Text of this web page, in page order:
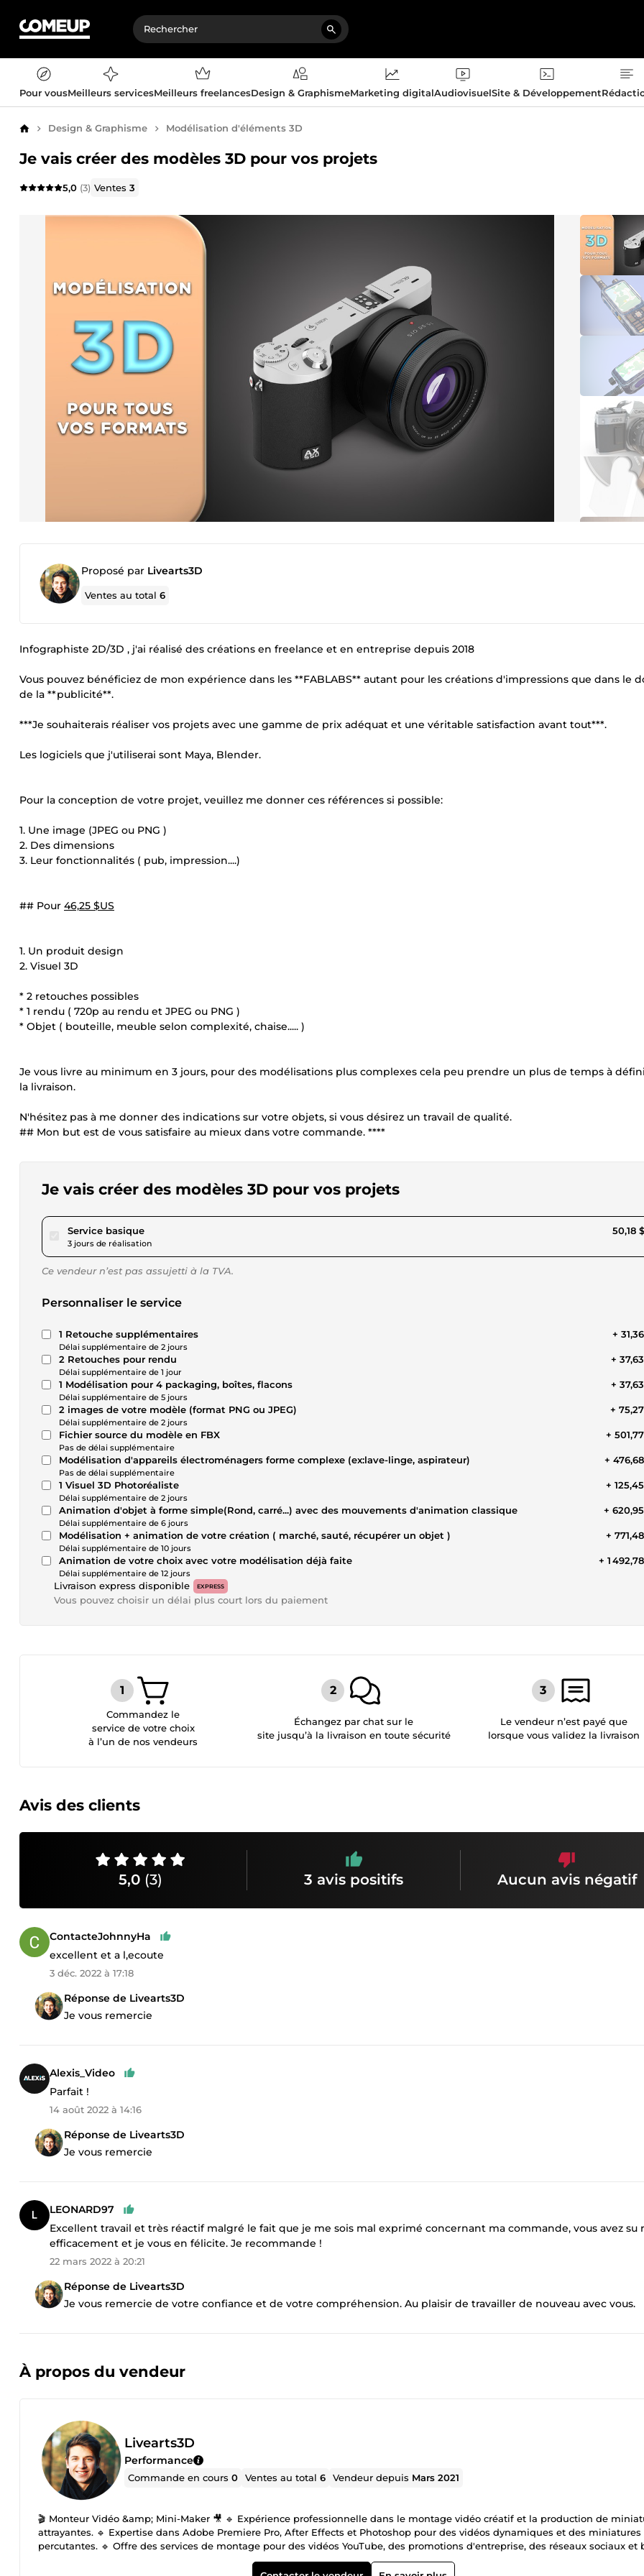
Pour vousMeilleurs servicesMeilleurs freelancesDesign & GraphismeMarketing digitalAudiovisuelSite & Développement
AccueilDesign & Graphisme Modélisation d'éléments 3D
Je vais créer des modèles 3D pour vos projets
5,0 (3) Ventes3
Proposé par Livearts3D
Ventes au total6
Infographiste 2D/3D , j'ai réalisé des créations en freelance et en entreprise depuis 2018
Vous pouvez bénéficiez de mon expérience dans les **FABLABS** autant pour les créations d'impressions que dans le
de la **publicité**.
***Je souhaiterais réaliser vos projets avec une gamme de prix adéquat et une véritable satisfaction avant tout***.
Les logiciels que j'utiliserai sont Maya, Blender.
Pour la conception de votre projet, veuillez me donner ces références si possible:
1. Une image (JPEG ou PNG )
2. Des dimensions
3. Leur fonctionnalités ( pub, impression....)
## Pour 46,25 $US
1. Un produit design
2. Visuel 3D
* 2 retouches possibles
* 1 rendu ( 720p au rendu et JPEG ou PNG )
* Objet ( bouteille, meuble selon complexité, chaise..... )
Je vous livre au minimum en 3 jours, pour des modélisations plus complexes cela peu prendre un plus de temps à
la livraison.
N'hésitez pas à me donner des indications sur votre objets, si vous désirez un travail de qualité.
## Mon but est de vous satisfaire au mieux dans votre commande. ****
Je vais créer des modèles 3D pour vos projets
Service basiquepour 46,25 $US
3 jours de réalisation
50,18
Ce vendeur n’est pas assujetti à la TVA.
Personnaliser le service
1 Retouche supplémentaires
Délai supplémentaire de 2 jours
+
2 Retouches pour rendu
Délai supplémentaire de 1 jour
+
1 Modélisation pour 4 packaging, boîtes, flacons
Délai supplémentaire de 5 jours
+
2 images de votre modèle (format PNG ou JPEG)
Délai supplémentaire de 2 jours
+
Fichier source du modèle en FBX
Pas de délai supplémentaire
+
Modélisation d'appareils électroménagers forme complexe (ex:lave-linge, aspirateur)
Pas de délai supplémentaire
+
1 Visuel 3D Photoréaliste
Délai supplémentaire de 2 jours
+
Animation d'objet à forme simple(Rond, carré...) avec des mouvements d'animation classique
Délai supplémentaire de 6 jours
+
Modélisation + animation de votre création ( marché, sauté, récupérer un objet )
Délai supplémentaire de 10 jours
+
Animation de votre choix avec votre modélisation déjà faite
Délai supplémentaire de 12 jours
+ 1
Livraison express disponible EXPRESS
Vous pouvez choisir un délai plus court lors du paiement
Commandez le
service de votre choix
à l’un de nos vendeurs
Échangez par chat sur le
site jusqu’à la livraison en toute sécurité
Le vendeur n’est payé que
lorsque vous validez la livraison
Avis des clients
5,0 (3) 3 avis positifs Aucun avis négatif
ContacteJohnnyHa
excellent et a l,ecoute
3 déc. 2022 à 17:18
Réponse de Livearts3D
Je vous remercie
Alexis_Video
Parfait !
14 août 2022 à 14:16
Réponse de Livearts3D
Je vous remercie
LEONARD97
Excellent travail et très réactif malgré le fait que je me sois mal exprimé concernant ma commande, vous avez su
efficacement et je vous en félicite. Je recommande !
22 mars 2022 à 20:21
Réponse de Livearts3D
Je vous remercie de votre confiance et de votre compréhension. Au plaisir de travailler de nouveau avec vous.
À propos du vendeur
Livearts3D
Performance
Commande en cours0 Ventes au total6 Vendeur depuis Mars 2021
🎬 Monteur Vidéo &amp; Mini-Maker 🎥 🔹 Expérience professionnelle dans le montage vidéo créatif et la production de
attrayantes. 🔹 Expertise dans Adobe Premiere Pro, After Effects et Photoshop pour des vidéos dynamiques et des miniatures
percutantes. 🔹 Offre des services de montage pour des vidéos YouTube, des promotions d'entreprise, des réseaux sociaux et
plus encore. 🔹 Créativité et sens artistique pour donner vie à votre vision et captiver votre public. 🔹 Livraison rapide et qualité
professionnelle à chaque commande. 🔹 Communication claire et ouverte pour assurer une collaboration efficace. 🔹